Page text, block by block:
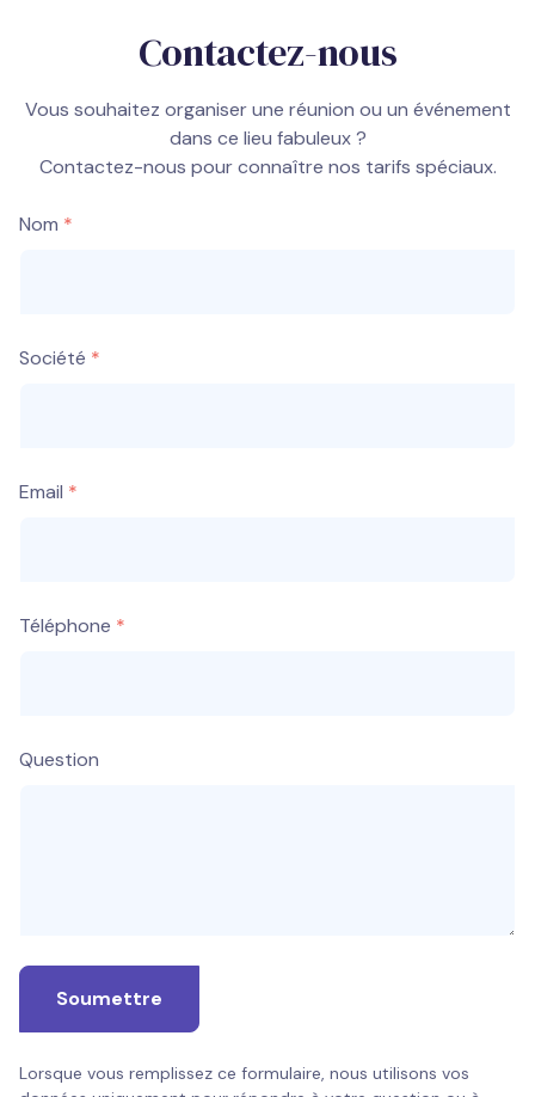
Contactez-nous
Vous souhaitez organiser une réunion ou un événement
dans ce lieu fabuleux ?
Contactez-nous pour connaître nos tarifs spéciaux.
Nom
Société
Email
Téléphone
Question
Soumettre
Lorsque vous remplissez ce formulaire, nous utilisons vos